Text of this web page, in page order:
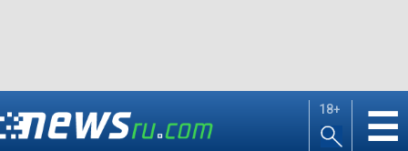
18+ ☰